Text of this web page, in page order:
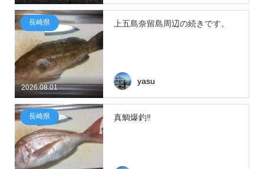
2026.08.01
長崎県 上五島奈留島周辺の続きです。
yasu
長崎県 真鯛爆釣‼